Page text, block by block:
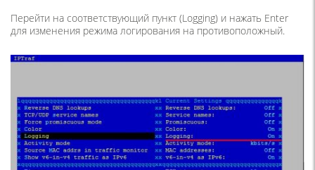
Перейти на соответствующий пункт (Logging) и нажать Enter
для изменения режима логирования на противоположный.